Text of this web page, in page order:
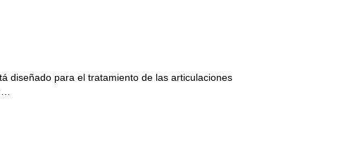
diseñado para el tratamiento de las articulaciones